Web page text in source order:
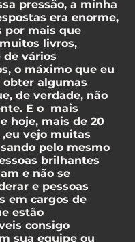
pressão, a minha
era enorme,
por mais que
livros,
de vários
o máximo que eu
obter algumas
de verdade, não
E o mais
hoje, mais de 20
vejo muitas
pelo mesmo
brilhantes
e não se
e pessoas
em cargos de
estão
consigo
sua equipe ou